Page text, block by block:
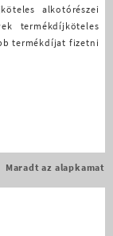
alkotórészei
termékdíjköteles
termékdíjat fizetni
Maradt az alapkamat